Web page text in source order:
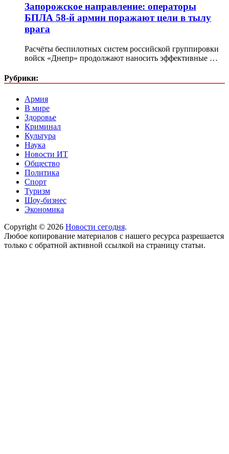
Запорожское направление: операторы
БПЛА 58-й армии поражают цели в тылу
врага
Расчёты беспилотных систем российской группировки
войск «Днепр» продолжают наносить эффективные …
Рубрики:
Армия
В мире
Здоровье
Криминал
Культура
Наука
Новости ИТ
Общество
Политика
Спорт
Туризм
Шоу-бизнес
Экономика
Copyright © 2026 Новости сегодня.
Любое копирование материалов с нашего ресурса разрешается
только с обратной активной ссылкой на страницу статьи.